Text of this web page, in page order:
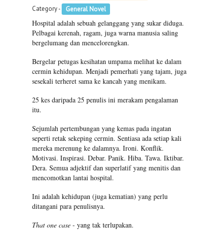
Category - General Novel
Hospital adalah sebuah gelanggang yang sukar diduga.
Pelbagai kerenah, ragam, juga warna manusia saling
bergelumang dan mencelorengkan.
Bergelar petugas kesihatan umpama melihat ke dalam
cermin kehidupan. Menjadi pemerhati yang tajam, juga
sesekali terheret sama ke kancah yang menikam.
25 kes daripada 25 penulis ini merakam pengalaman
itu.
Sejumlah pertembungan yang kemas pada ingatan
seperti retak sekeping cermin. Sentiasa ada setiap kali
mereka merenung ke dalamnya. Ironi. Konflik.
Motivasi. Inspirasi. Debar. Panik. Hiba. Tawa. Iktibar.
Dera. Semua adjektif dan superlatif yang menitis dan
mencomotkan lantai hospital.
Ini adalah kehidupan (juga kematian) yang perlu
ditangani para penulisnya.
That one case - yang tak terlupakan.